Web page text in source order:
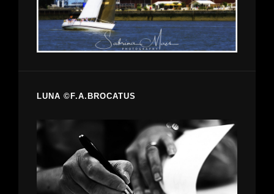
LUNA ©F.A.BROCATUS